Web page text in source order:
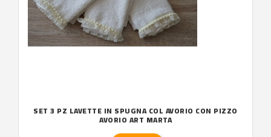
SET 3 PZ LAVETTE IN SPUGNA COL AVORIO CON PIZZO
AVORIO ART MARTA